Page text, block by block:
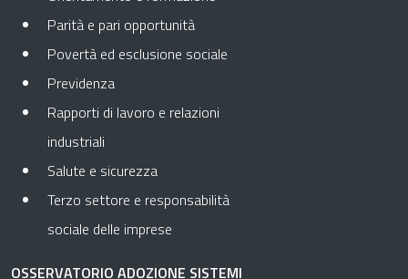
Parità e pari opportunità
Povertà ed esclusione sociale
Previdenza
Rapporti di lavoro e relazioni
industriali
Salute e sicurezza
Terzo settore e responsabilità
sociale delle imprese
OSSERVATORIO ADOZIONE SISTEMI